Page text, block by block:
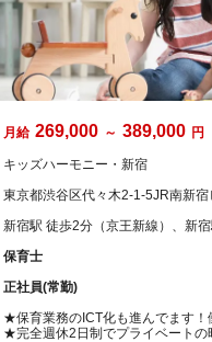
月給 269,000 ～ 389,000 円
キッズハーモニー・新宿
東京都渋谷区代々木2-1-5JR南新宿
新宿駅 徒歩2分（京王新線）、新
保育士
正社員(常勤)
★保育業務のICT化も進んでます！
★完全週休2日制でプライベートの